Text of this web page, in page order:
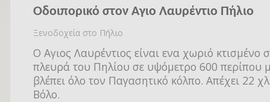
Οδοιπορικό στον Αγιο Λαυρέντιο Πήλιο
Ξενοδοχεία στο Πήλιο
Ο Αγιος Λαυρέντιος είναι ενα χωριό κτισμένο
πλευρά του Πηλίου σε υψόμετρο 600 περίπου
βλέπει όλο τον Παγασητικό κόλπο. Απέχει 22
Βόλο.